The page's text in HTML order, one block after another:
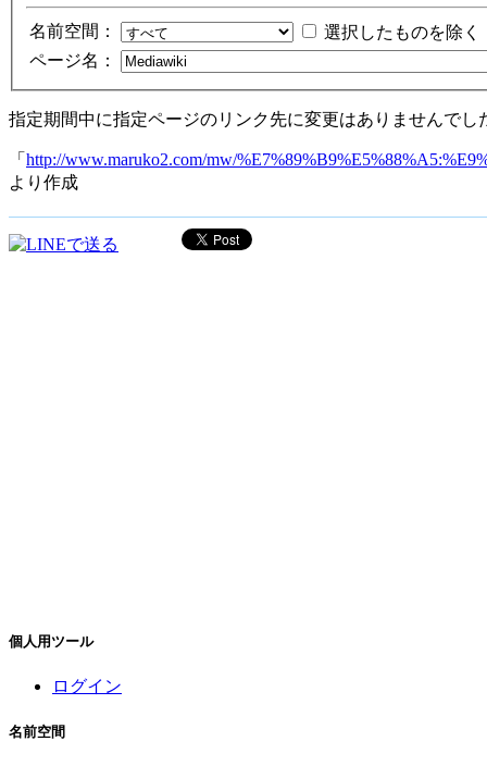
名前空間：
選択したものを除く
ページ名：
指定期間中に指定ページのリンク先に変更はありませんでし
「 http://www.maruko2.com/mw/
より作成
個人用ツール
ログイン
名前空間